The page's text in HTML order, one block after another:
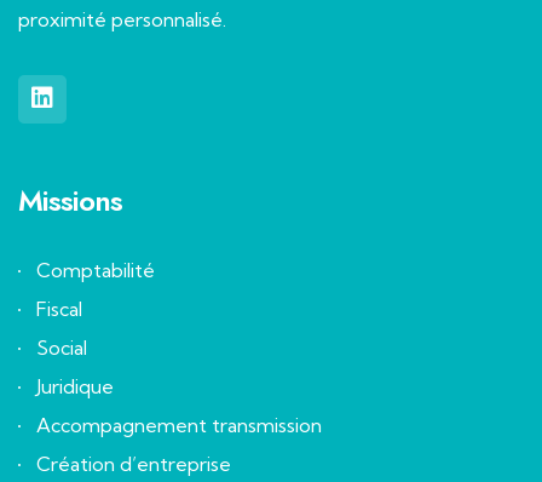
proximité personnalisé.
Missions
Comptabilité
Fiscal
Social
Juridique
Accompagnement transmission
Création d’entreprise